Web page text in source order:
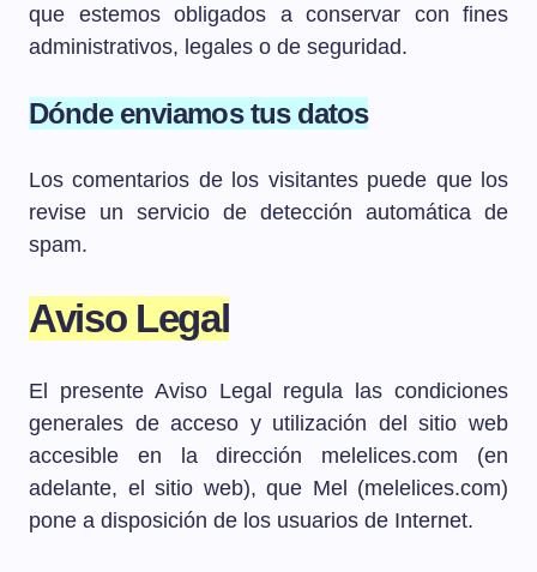
que estemos obligados a conservar con fines
administrativos, legales o de seguridad.
Dónde enviamos tus datos
Los comentarios de los visitantes puede que los
revise un servicio de detección automática de
spam.
Aviso Legal
El presente Aviso Legal regula las condiciones
generales de acceso y utilización del sitio web
accesible en la dirección melelices.com (en
adelante, el sitio web), que Mel (melelices.com)
pone a disposición de los usuarios de Internet.